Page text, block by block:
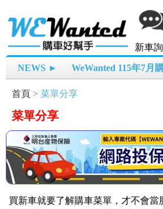
新車
NEWS ► WeWanted 115年7月
首頁 > 菜單分享
菜單分享
買新車就要了解購車菜單，才不會當